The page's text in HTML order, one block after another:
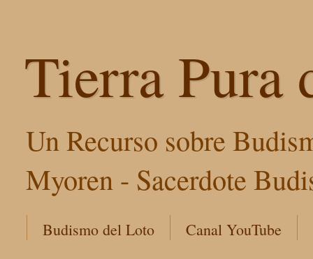
Tierra Pura
Un Recurso sobre
Myoren - Sacerdote
Budismo del Loto Canal YouTube